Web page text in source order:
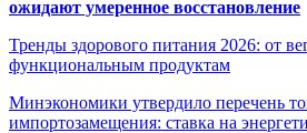
ожидают умеренное восстановление
Тренды здорового питания 2026: от
функциональным продуктам
Минэкономики утвердило перечень
импортозамещения: ставка на